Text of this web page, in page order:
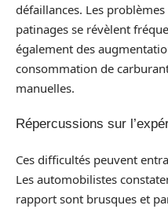
défaillances. Les problèmes
patinages se révèlent
également des
consommation de
manuelles.
Répercussions sur
Ces difficultés peuvent
Les automobilistes
rapport sont brusques et